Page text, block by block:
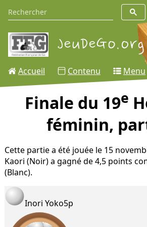
Accueil Contenu Menu
Finale du 19e
féminin,
Cette partie a été jouée le 15
Kaori (Noir) a gagné de 4,5 points
(Blanc).
Inori Yoko5p